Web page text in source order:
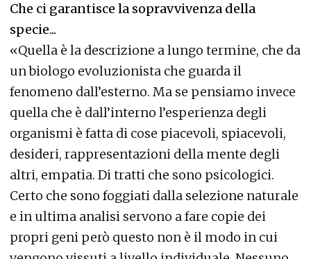
Che ci garantisce la sopravvivenza della
specie...
«Quella è la descrizione a lungo termine, che da
un biologo evoluzionista che guarda il
fenomeno dall’esterno. Ma se pensiamo invece
quella che è dall’interno l’esperienza degli
organismi è fatta di cose piacevoli, spiacevoli,
desideri, rappresentazioni della mente degli
altri, empatia. Di tratti che sono psicologici.
Certo che sono foggiati dalla selezione naturale
e in ultima analisi servono a fare copie dei
propri geni però questo non è il modo in cui